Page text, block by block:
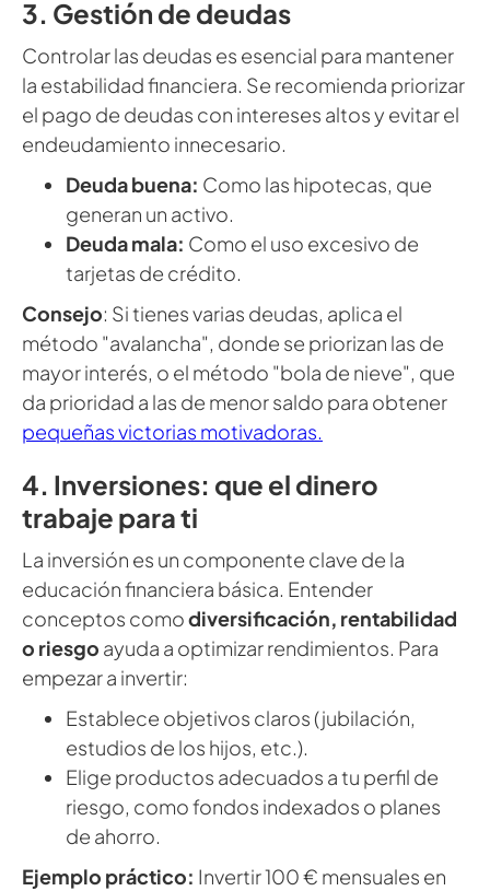
3. Gestión de deudas
Controlar las deudas es esencial para mantener
la estabilidad financiera. Se recomienda priorizar
el pago de deudas con intereses altos y evitar el
endeudamiento innecesario.
Deuda buena: Como las hipotecas, que
generan un activo.
Deuda mala: Como el uso excesivo de
tarjetas de crédito.
Consejo: Si tienes varias deudas, aplica el
método "avalancha", donde se priorizan las de
mayor interés, o el método "bola de nieve", que
da prioridad a las de menor saldo para obtener
pequeñas victorias motivadoras.
4. Inversiones: que el dinero
trabaje para ti
La inversión es un componente clave de la
educación financiera básica. Entender
conceptos comodiversificación, rentabilidad
o riesgo ayuda a optimizar rendimientos. Para
empezar a invertir:
Establece objetivos claros (jubilación,
estudios de los hijos, etc.).
Elige productos adecuados a tu perfil de
riesgo, como fondos indexados o planes
de ahorro.
Ejemplo práctico: Invertir 100 € mensuales en